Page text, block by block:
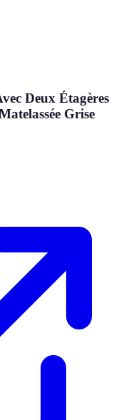
Deux Étagères
Grise